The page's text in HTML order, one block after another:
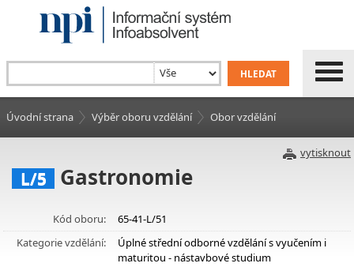
Úvodní strana Výběr oboru vzdělání Obor vzdělání
vytisknout
L/5 Gastronomie
Kód oboru:
65-41-L/51
Kategorie vzdělání:
Úplné střední odborné vzdělání s vyučením i
maturitou - nástavbové studium